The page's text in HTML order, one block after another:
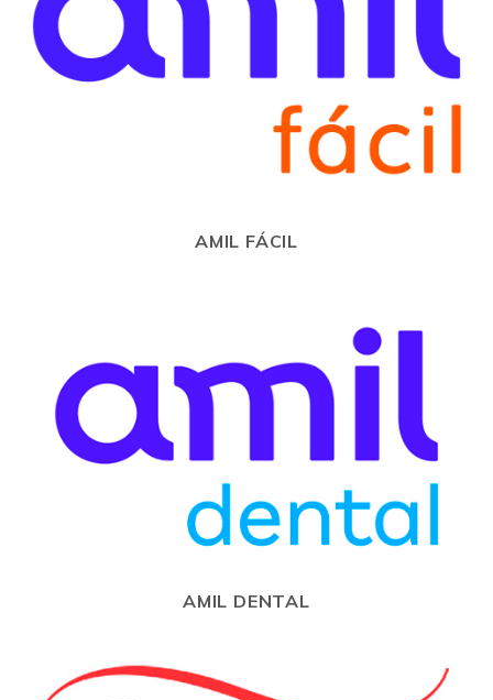
AMIL FÁCIL
AMIL DENTAL